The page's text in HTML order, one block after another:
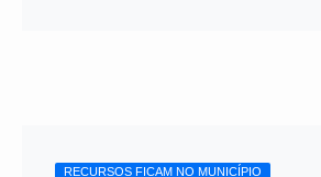
RECURSOS FICAM NO MUNICÍPIO